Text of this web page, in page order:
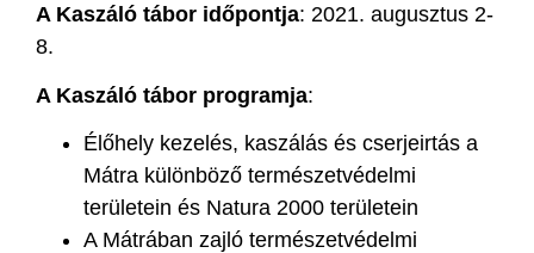
A Kaszáló tábor időpontja: 2021. augusztus 2-
8.
A Kaszáló tábor programja:
Élőhely kezelés, kaszálás és cserjeirtás a
Mátra különböző természetvédelmi
területein és Natura 2000 területein
A Mátrában zajló természetvédelmi